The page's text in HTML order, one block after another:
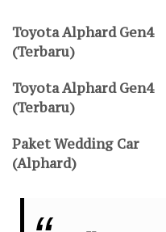
Toyota Alphard Gen4
(Terbaru)
Toyota Alphard Gen4
(Terbaru)
Paket Wedding Car
(Alphard)